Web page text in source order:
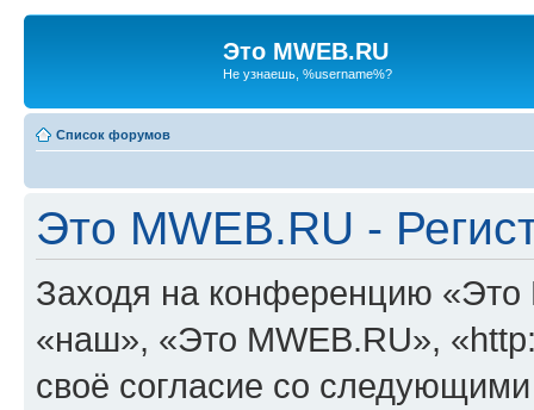
Это MWEB.RU
Не узнаешь, %username%?
Список форумов
Это MWEB.RU -
Заходя на конференцию
«наш», «Это MWEB.RU»,
своё согласие со